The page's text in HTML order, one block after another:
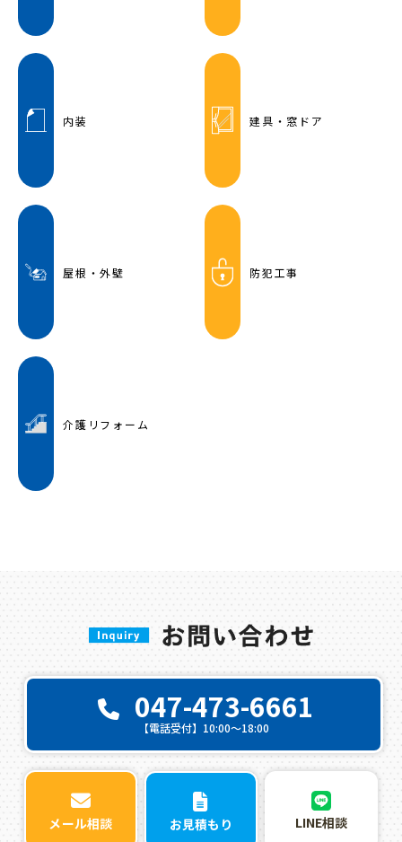
内装 建具・窓ドア
屋根・外壁 防犯工事
介護リフォーム
047-473-6661
【電話受付】10:00〜18:00
メール相談 お見積もり LINE相談